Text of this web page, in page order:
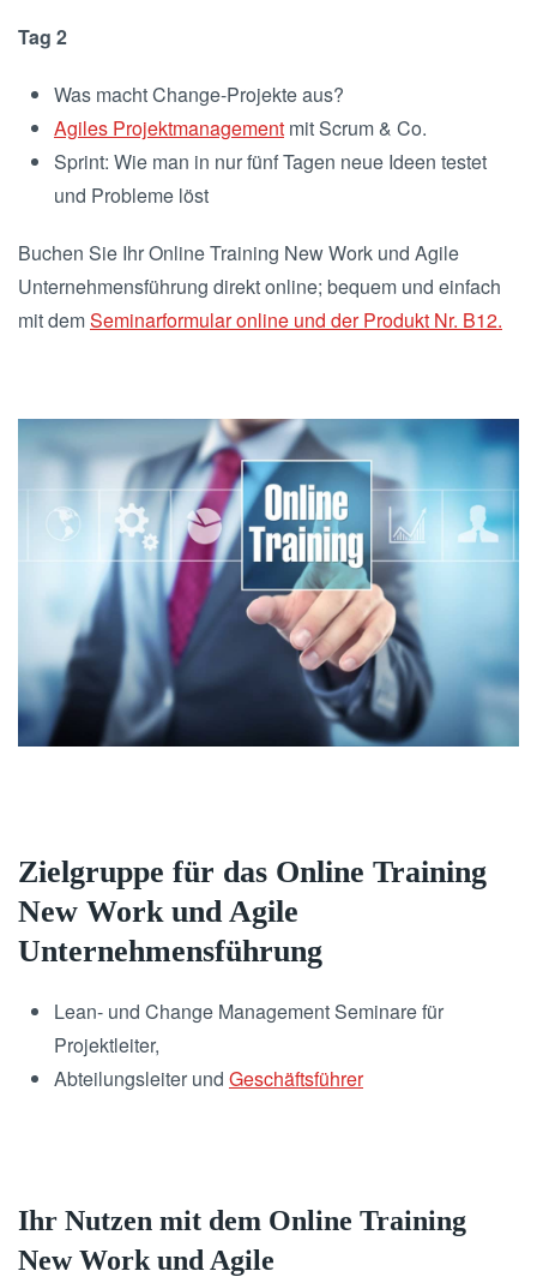
Tag 2
Was macht Change-Projekte aus?
Agiles Projektmanagement mit Scrum & Co.
Sprint: Wie man in nur fünf Tagen neue Ideen testet
und Probleme löst
Buchen Sie Ihr Online Training New Work und Agile
Unternehmensführung direkt online; bequem und einfach
mit demSeminarformular online und der Produkt Nr. B12.
Zielgruppe für das Online Training
New Work und Agile
Unternehmensführung
Lean- und Change Management Seminare für
Projektleiter,
Abteilungsleiter und Geschäftsführer
Ihr Nutzen mit dem Online Training
New Work und Agile